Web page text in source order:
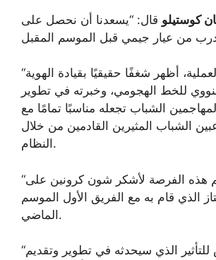
كوستيلو قال: “يسعدنا أن نحصل على
“طوال هذه العملية، أظهر شغفًا حقيقيًا بقيادة الهوية
للخط الهجومي، وخبرته في تطوير
الشباب تجعله مناسبًا تمامًا مع
الشباب المثيرين القادمين من خلال
النظام.
“أود أيضًا أن أغتنم هذه الفرصة لأشكر شون كرونين على
الذي قام به مع الفريق الأول الموسم
الماضي.
“أنا متحمس للتأثير الذي سيحدثه في تطوير وتقديم